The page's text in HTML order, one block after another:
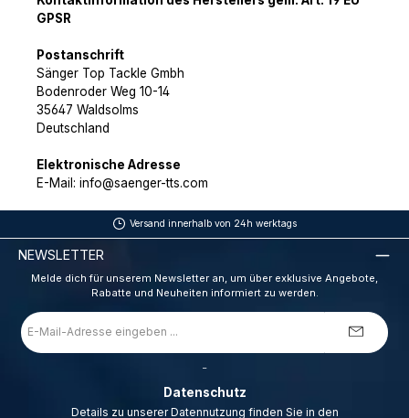
GPSR
Postanschrift
Sänger Top Tackle Gmbh
Bodenroder Weg 10-14
35647 Waldsolms
Deutschland
Elektronische Adresse
E-Mail: info@saenger-tts.com
Versand innerhalb von 24h werktags
NEWSLETTER
Melde dich für unserem Newsletter an, um über exklusive Angebote,
Rabatte und Neuheiten informiert zu werden.
E-
Mail-
Adresse
Datenschutz